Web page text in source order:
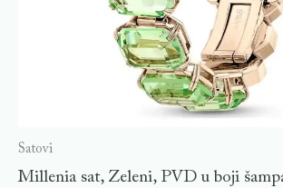
Satovi
Millenia sat, Zeleni, PVD u boji